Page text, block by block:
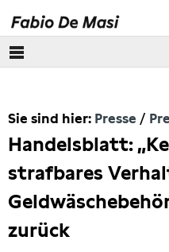
Europäisches Parlament
Themen
Presse
Sie sind hier: Presse
Handelsblatt:
strafbares
zurück